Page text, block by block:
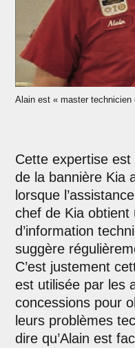
Alain est « master
Cette expertise
de la bannière Kia
lorsque
chef de Kia obtient
d’information
suggère
C’est justement
est utilisée par les
concessions pour
leurs problèmes
dire qu’Alain est